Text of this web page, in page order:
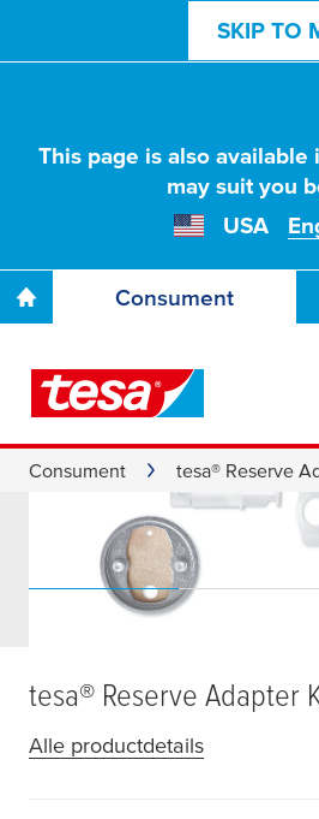
SKIP TO
This page is also available
may suit you
USA
Consument
Consument tesa® Reserve
tesa® Reserve Adapter
Alle productdetails